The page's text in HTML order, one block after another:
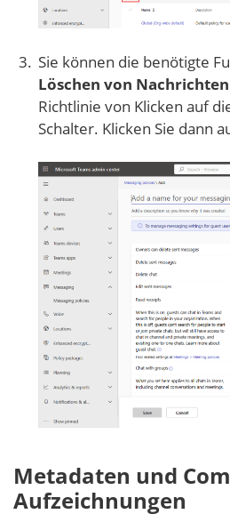
Sie können die benötigte
Löschen von Nachrichten
Richtlinie von Klicken auf
Schalter. Klicken Sie dann
Metadaten und
Aufzeichnungen